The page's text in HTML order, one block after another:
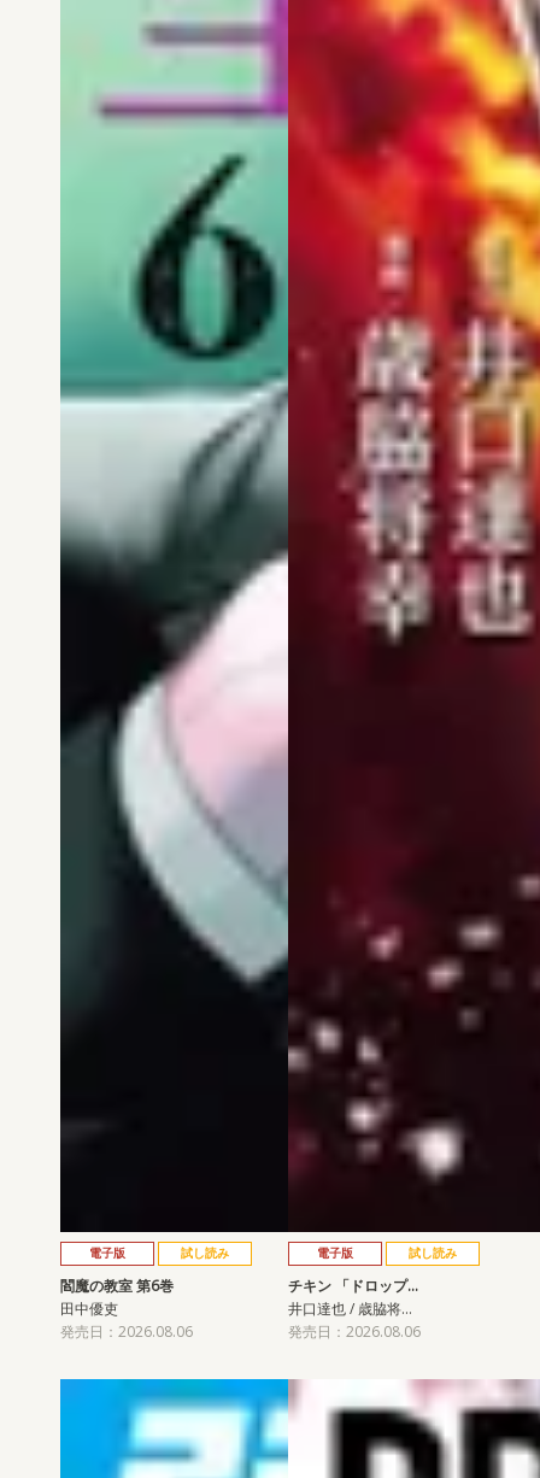
電子版 試し読み
閻魔の教室 第6巻
田中優吏
発売日：2026.08.06
電子版 試し読み
チキン 「ドロップ…
井口達也 / 歳脇将…
発売日：2026.08.06